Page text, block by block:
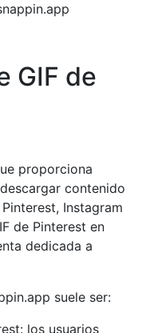
GIF de
proporciona
contenido
Instagram
de Pinterest en
dedicada a
suele ser:
los usuarios